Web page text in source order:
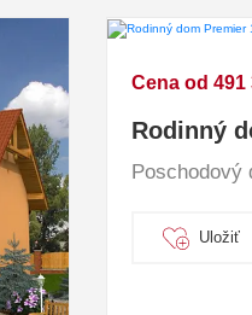
Cena od 491
Rodinný
Poschodový
Uložiť